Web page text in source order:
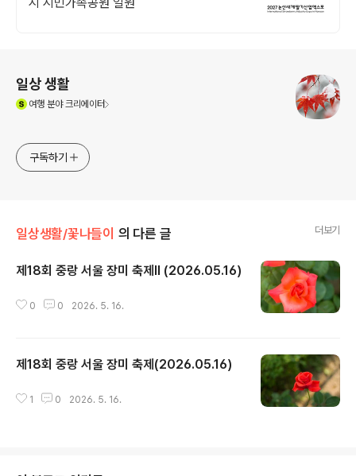
일상 생활
여행분야 크리에이터
구독하기
일상생활/꽃나들이 의 다른 글 더보기
제18회 중랑 서울 장미 축제II (2026.05.16)
0 0 2026. 5. 16.
제18회 중랑 서울 장미 축제(2026.05.16)
1 0 2026. 5. 16.